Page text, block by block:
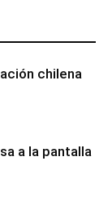
chilena
a la pantalla